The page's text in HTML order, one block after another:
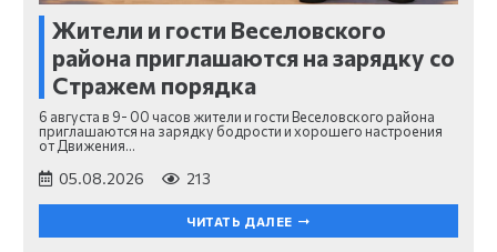
Жители и гости Веселовского
района приглашаются на зарядку со
Стражем порядка
6 августа в 9- 00 часов жители и гости Веселовского района
приглашаются на зарядку бодрости и хорошего настроения
от Движения…
05.08.2026 213
ЧИТАТЬ ДАЛЕЕ